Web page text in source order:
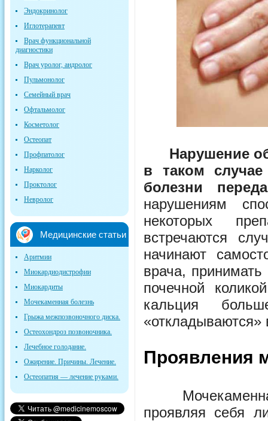
Нарушение
в таком
болезни
нарушениям
некоторых
встречаются
начинают
врача, принимать
почечной
кальция
«откладываются»
Проявления
Мочекаменная
проявляя себя
Эндокринолог
Иглотерапевт
Врач функциональной
диагностики
Врач уролог, андролог
Пульмонолог
Семейный врач
Офтальмолог
Косметолог
Остеопат
Профпатолог
Нарколог
Проктолог
Невролог
Медицинские статьи
Аритмии
Миокардиодистрофии
Миокардиты
Мочекаменная болезнь
Грыжа межпозвоночного диска.
Остеохондроз позвоночника.
Лечебное голодание.
Ожирение. Причины. Лечение.
Остеопатия — лечение руками.